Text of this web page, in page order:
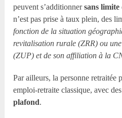
peuvent s’additionnersans
n’est pas prise à taux plein, des
fonction de la situation
revitalisation rurale (ZRR) ou
(ZUP) et de son affiliation à la
Par ailleurs, la personne retraitée
emploi-retraite classique, avec
plafond.